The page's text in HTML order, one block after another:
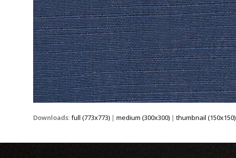
Downloads:full (773x773) |medium (300x300) |thumbnail (150x150)